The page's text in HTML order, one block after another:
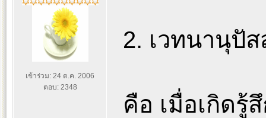
เข้าร่วม: 24 ต.ค. 2006
ตอบ: 2348
2. เวทนานุปั
คือ เมื่อเกิดรู้